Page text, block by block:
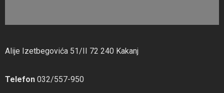
Alije Izetbegovića 51/II 72 240 Kakanj
Telefon 032/557-950